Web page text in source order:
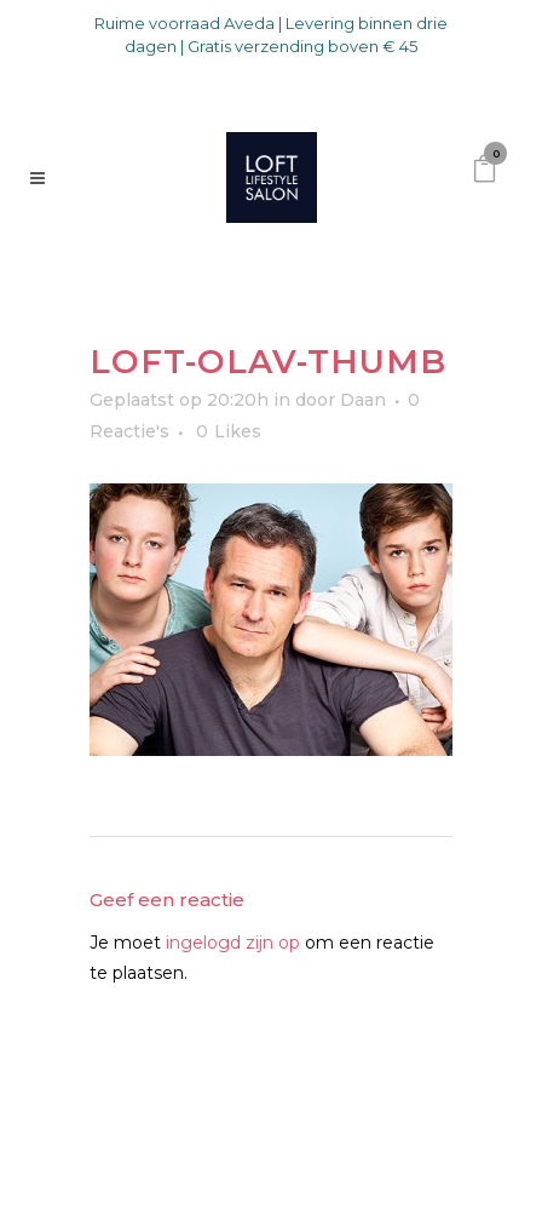
Ruime voorraad Aveda | Levering binnen drie
dagen | Gratis verzending boven € 45
0
LOFT-OLAV-THUMB
Geplaatst op 20:20h in door Daan
0
Reactie's
0 Likes
Geef een reactie
Je moet ingelogd zijn op om een reactie
te plaatsen.